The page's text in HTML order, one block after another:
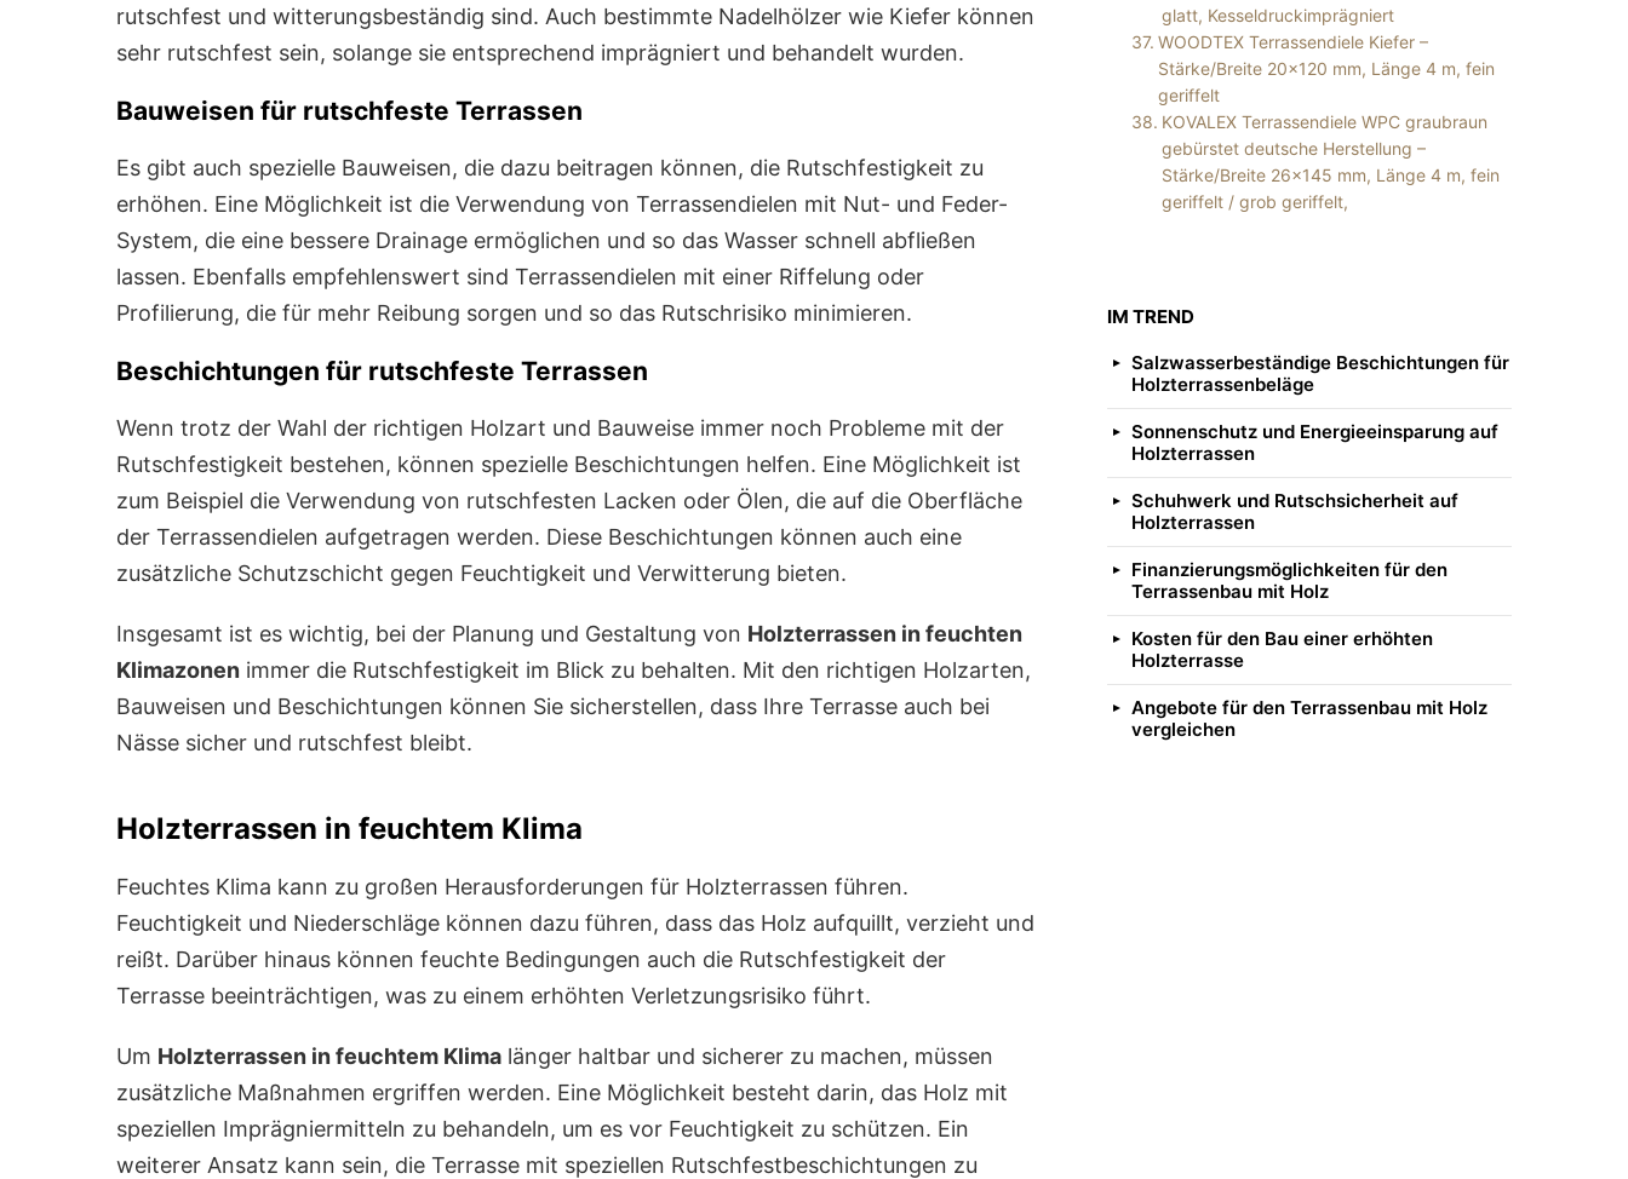
rutschfest und witterungsbeständig sind. Auch bestimmte Nadelhölzer wie Kiefer können
sehr rutschfest sein, solange sie entsprechend imprägniert und behandelt wurden.
Bauweisen für rutschfeste Terrassen
Es gibt auch spezielle Bauweisen, die dazu beitragen können, die Rutschfestigkeit zu
erhöhen. Eine Möglichkeit ist die Verwendung von Terrassendielen mit Nut- und Feder-
System, die eine bessere Drainage ermöglichen und so das Wasser schnell abfließen
lassen. Ebenfalls empfehlenswert sind Terrassendielen mit einer Riffelung oder
Profilierung, die für mehr Reibung sorgen und so das Rutschrisiko minimieren.
Beschichtungen für rutschfeste Terrassen
Wenn trotz der Wahl der richtigen Holzart und Bauweise immer noch Probleme mit der
Rutschfestigkeit bestehen, können spezielle Beschichtungen helfen. Eine Möglichkeit ist
zum Beispiel die Verwendung von rutschfesten Lacken oder Ölen, die auf die Oberfläche
der Terrassendielen aufgetragen werden. Diese Beschichtungen können auch eine
zusätzliche Schutzschicht gegen Feuchtigkeit und Verwitterung bieten.
Insgesamt ist es wichtig, bei der Planung und Gestaltung von Holzterrassen in feuchten
Klimazonen immer die Rutschfestigkeit im Blick zu behalten. Mit den richtigen Holzarten,
Bauweisen und Beschichtungen können Sie sicherstellen, dass Ihre Terrasse auch bei
Nässe sicher und rutschfest bleibt.
Holzterrassen in feuchtem Klima
Feuchtes Klima kann zu großen Herausforderungen für Holzterrassen führen.
Feuchtigkeit und Niederschläge können dazu führen, dass das Holz aufquillt, verzieht und
reißt. Darüber hinaus können feuchte Bedingungen auch die Rutschfestigkeit der
Terrasse beeinträchtigen, was zu einem erhöhten Verletzungsrisiko führt.
Um Holzterrassen in feuchtem Klima länger haltbar und sicherer zu machen, müssen
zusätzliche Maßnahmen ergriffen werden. Eine Möglichkeit besteht darin, das Holz mit
speziellen Imprägniermitteln zu behandeln, um es vor Feuchtigkeit zu schützen. Ein
weiterer Ansatz kann sein, die Terrasse mit speziellen Rutschfestbeschichtungen zu
glatt, Kesseldruckimprägniert
WOODTEX Terrassendiele Kiefer –
Stärke/Breite 20×120 mm, Länge 4 m, fein
geriffelt
KOVALEX Terrassendiele WPC graubraun
gebürstet deutsche Herstellung –
Stärke/Breite 26×145 mm, Länge 4 m, fein
geriffelt / grob geriffelt,
IM TREND
Salzwasserbeständige Beschichtungen für
Holzterrassenbeläge
Sonnenschutz und Energieeinsparung auf
Holzterrassen
Schuhwerk und Rutschsicherheit auf
Holzterrassen
Finanzierungsmöglichkeiten für den
Terrassenbau mit Holz
Kosten für den Bau einer erhöhten
Holzterrasse
Angebote für den Terrassenbau mit Holz
vergleichen